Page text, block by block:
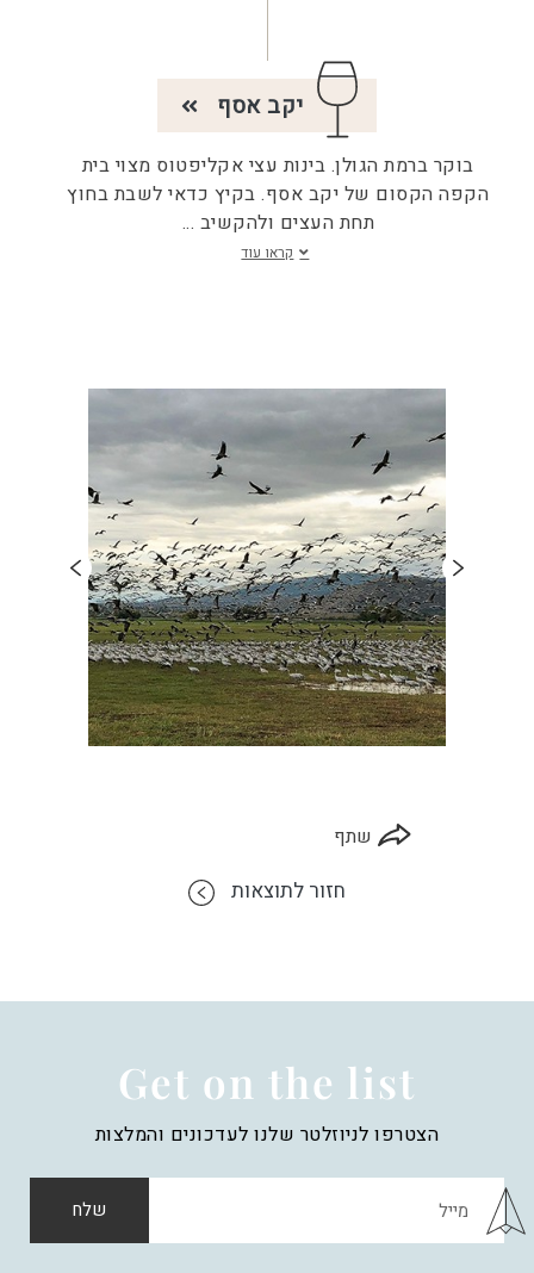
יקב אסף
בוקר ברמת הגולן. בינות עצי אקליפטוס מצוי בית
הקפה הקסום של יקב אסף. בקיץ כדאי לשבת בחוץ
תחת העצים ולהקשיב ...
קראו עוד
שתף
חזור לתוצאות
Get on the list
הצטרפו לניוזלטר שלנו לעדכונים והמלצות
שלח